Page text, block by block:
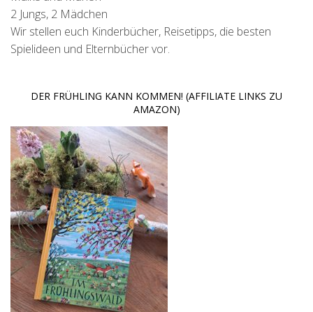
2 Jungs, 2 Mädchen
Wir stellen euch Kinderbücher, Reisetipps, die besten
Spielideen und Elternbücher vor.
DER FRÜHLING KANN KOMMEN! (AFFILIATE LINKS ZU
AMAZON)